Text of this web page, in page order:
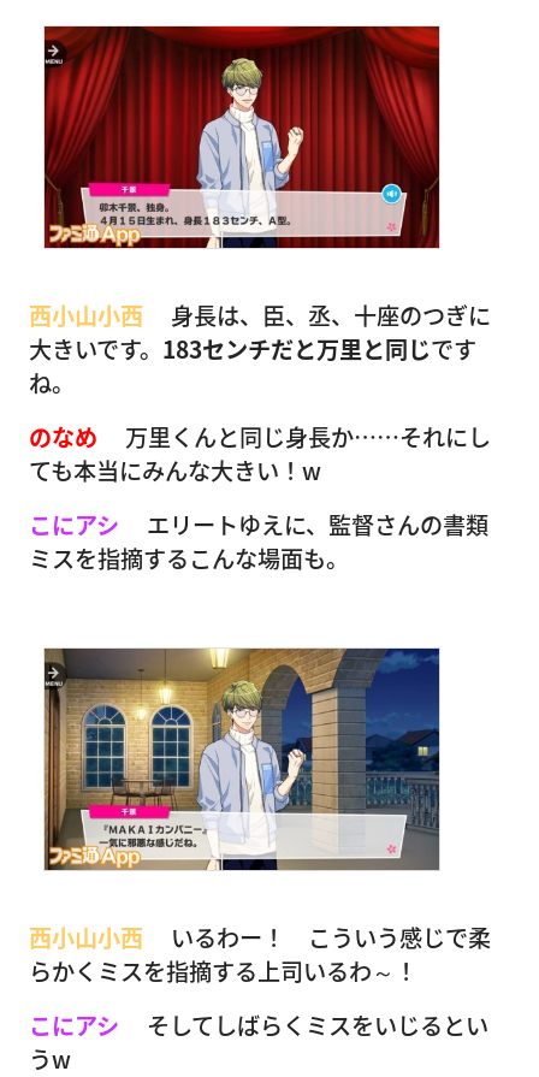
西小山小西
身長は、臣、丞、十座のつぎに
大きいです。 183センチだと万里と同じです
ね。
のなめ
万里くんと同じ身長か……それにし
ても本当にみんな大きい！w
こにアシ
エリートゆえに、監督さんの書類
ミスを指摘するこんな場面も。
西小山小西
いるわー！ こういう感じで柔
らかくミスを指摘する上司いるわ～！
こにアシ
そしてしばらくミスをいじるとい
うw